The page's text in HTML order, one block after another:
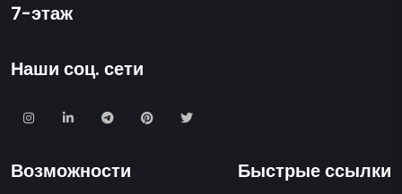
7-этаж
Наши соц. сети
Возможности Быстрые ссылки